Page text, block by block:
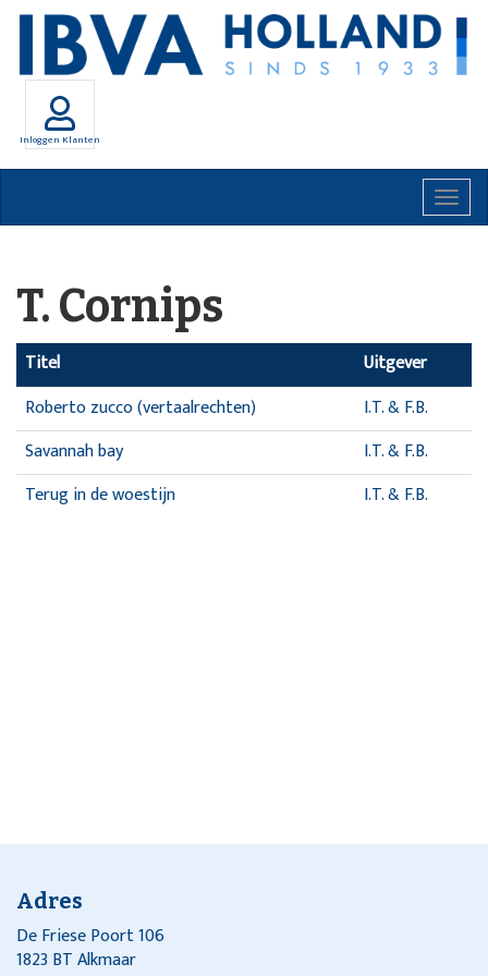
Inloggen Klanten
T. Cornips
Titel
Uitgever
Roberto zucco (vertaalrechten)
I.T. & F.B.
Savannah bay
I.T. & F.B.
Terug in de woestijn
I.T. & F.B.
Adres
De Friese Poort 106
1823 BT Alkmaar